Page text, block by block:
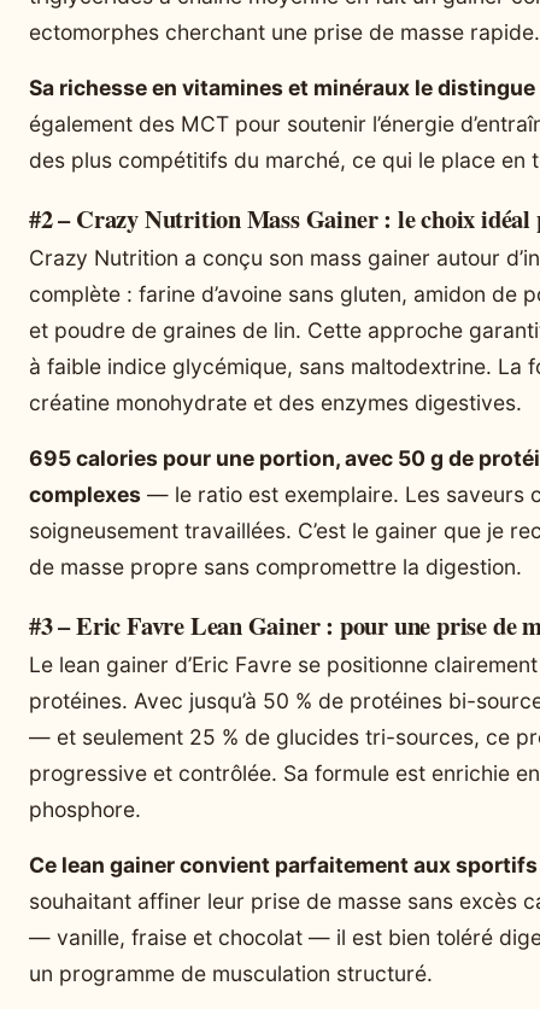
ectomorphes cherchant une prise de masse rapide.
Sa richesse en vitamines et minéraux le distingue
également des MCT pour soutenir l’énergie
des plus compétitifs du marché, ce qui le place
#2 – Crazy Nutrition Mass Gainer : le choix idéal
Crazy Nutrition a conçu son mass gainer autour
complète : farine d’avoine sans gluten, amidon de
et poudre de graines de lin. Cette approche
à faible indice glycémique, sans maltodextrine. La
créatine monohydrate et des enzymes digestives.
695 calories pour une portion, avec 50 g de
complexes — le ratio est exemplaire. Les saveurs
soigneusement travaillées. C’est le gainer que je
de masse propre sans compromettre la digestion.
#3 – Eric Favre Lean Gainer : pour une prise de
Le lean gainer d’Eric Favre se positionne
protéines. Avec jusqu’à 50 % de protéines bi-
— et seulement 25 % de glucides tri-sources, ce
progressive et contrôlée. Sa formule est enrichie
phosphore.
Ce lean gainer convient parfaitement aux
souhaitant affiner leur prise de masse sans excès
— vanille, fraise et chocolat — il est bien toléré
un programme de musculation structuré.